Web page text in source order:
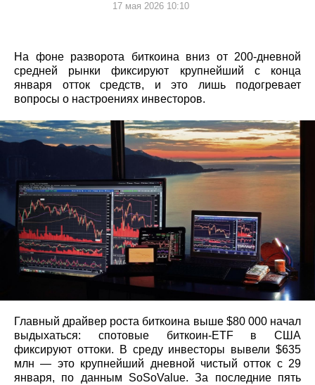
17 мая 2026 10:10
На фоне разворота биткоина вниз от 200‑дневной
средней рынки фиксируют крупнейший с конца
января отток средств, и это лишь подогревает
вопросы о настроениях инвесторов.
Главный драйвер роста биткоина выше $80 000 начал
выдыхаться: спотовые биткоин‑ETF в США
фиксируют оттоки. В среду инвесторы вывели $635
млн — это крупнейший дневной чистый отток с 29
января, по данным SoSoValue. За последние пять